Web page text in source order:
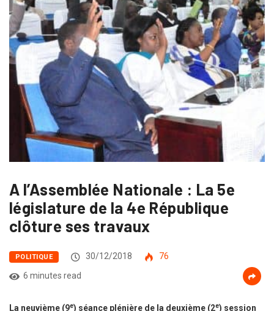
A l’Assemblée Nationale : La 5e
législature de la 4e République
clôture ses travaux
POLITIQUE 30/12/2018
76
6 minutes read
La neuvième (9e) séance plénière de la deuxième (2e) session